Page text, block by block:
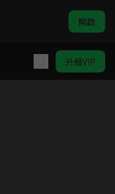
開啟
升級VIP